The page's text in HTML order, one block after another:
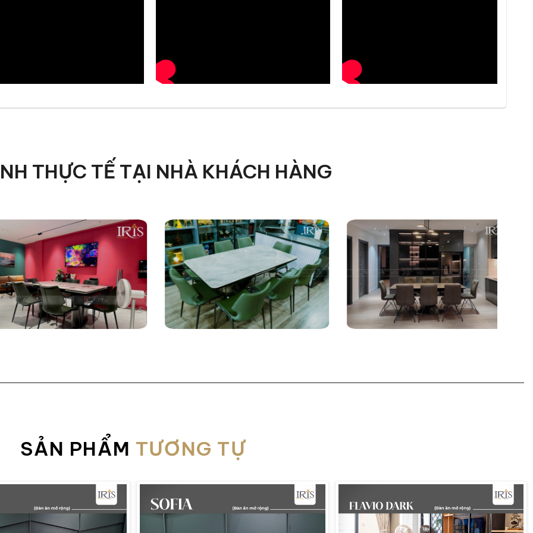
Bàn ăn Lorenza Grey với thiết kế thông minh chuẩn Ý
có phù hợp với căn hộ cao cấp, biệt thự không?
THỰC TẾ TẠI NHÀ KHÁCH HÀNG
SẢN PHẨM TƯƠNG TỰ